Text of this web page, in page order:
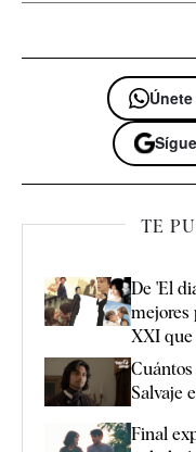
TE
De 'El
mejores
XXI que
Salvaje
Final